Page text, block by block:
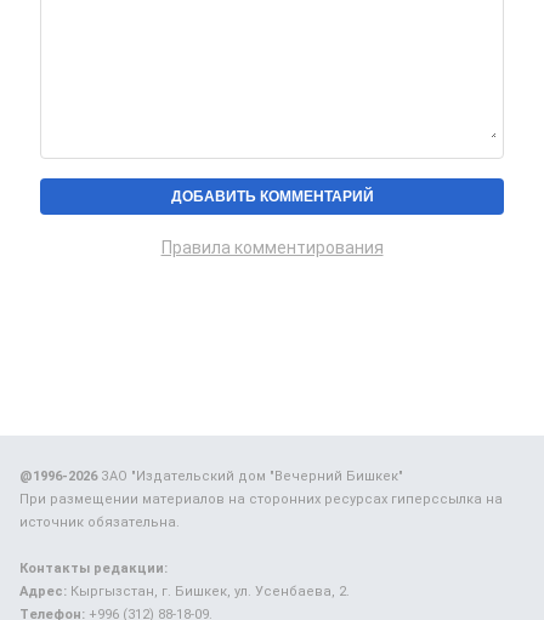
Правила комментирования
@1996-2026ЗАО "Издательский дом "Вечерний Бишкек"
При размещении материалов на сторонних ресурсах гиперссылка на
источник обязательна.
Контакты редакции:
Адрес: Кыргызстан, г. Бишкек, ул. Усенбаева, 2.
Телефон: +996 (312) 88-18-09.